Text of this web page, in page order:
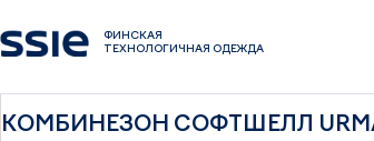
ФИНСКАЯ
ТЕХНОЛОГИЧНАЯ ОДЕЖДА
КОМБИНЕЗОН СОФТШЕЛЛ